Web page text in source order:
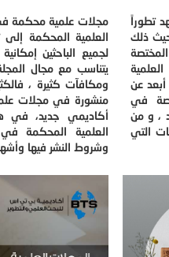
تطوراً
ذلك
أبعد عن
في
، و من
التي
مجلات علمية محكمة
العلمية المحكمة
لجميع الباحثين
يتناسب مع مجال
ومكافآت كثيرة ،
منشورة في مجلات
أكاديمي جديد، في
العلمية المحكمة في
وشروط النشر فيها